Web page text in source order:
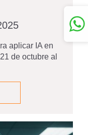
aplicar IA en
de octubre al